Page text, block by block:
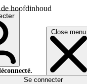
hoofdinhoud
Close menu
Se connecter